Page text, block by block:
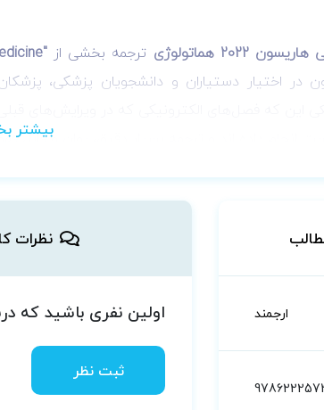
2022 هماتولوژی ترجمه بخشی از"Harrisons Principles of Internal Medicine
در اختیار دستیاران و دانشجویان پزشکی،
انجام داده اند و ترجمه بسیار دقیق، روان و قابل
ارجمند
نظرات
اولین نفری باشید که
ثبت نظر